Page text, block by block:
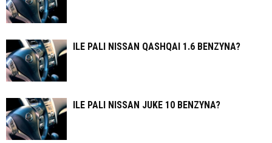
ILE PALI NISSAN QASHQAI 1.6 BENZYNA?
ILE PALI NISSAN JUKE 10 BENZYNA?